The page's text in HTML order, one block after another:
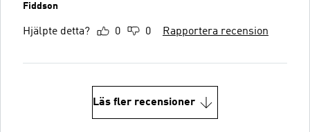
Fiddson
Hjälpte detta? 0 0 Rapportera recension
Läs fler recensioner